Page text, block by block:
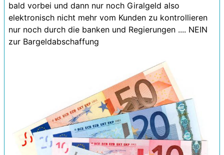
bald vorbei und dann nur noch Giralgeld also
elektronisch nicht mehr vom Kunden zu kontrollieren
nur noch durch die banken und Regierungen .... NEIN
zur Bargeldabschaffung